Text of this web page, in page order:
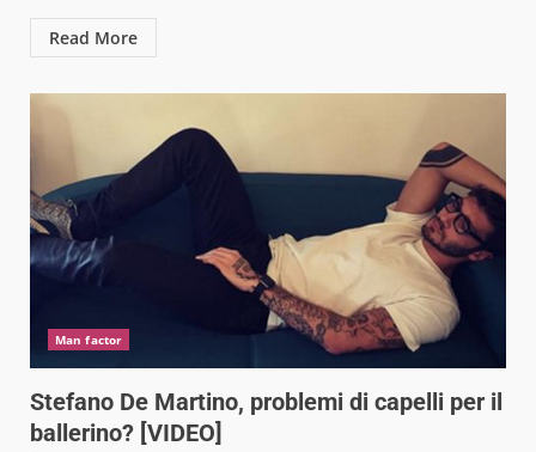
Read More
Man factor
Stefano De Martino, problemi di capelli per il
ballerino? [VIDEO]